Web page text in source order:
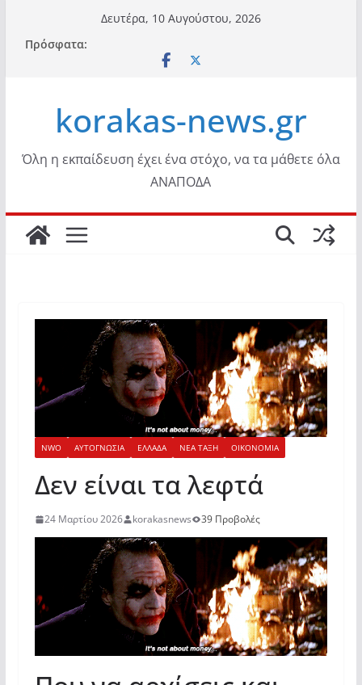
περιεχόμενο
Δευτέρα, 10 Αυγούστου, 2026
Πρόσφατα:
korakas-news.gr
Όλη η εκπαίδευση έχει ένα στόχο, να τα μάθετε όλα
ΑΝΑΠΟΔΑ
NWO ΑΥΤΟΓΝΩΣΙΑ ΕΛΛΑΔΑ ΝΕΑ ΤΑΞΗ ΟΙΚΟΝΟΜΙΑ
Δεν είναι τα λεφτά
24 Μαρτίου 2026 korakasnews 39 Προβολές